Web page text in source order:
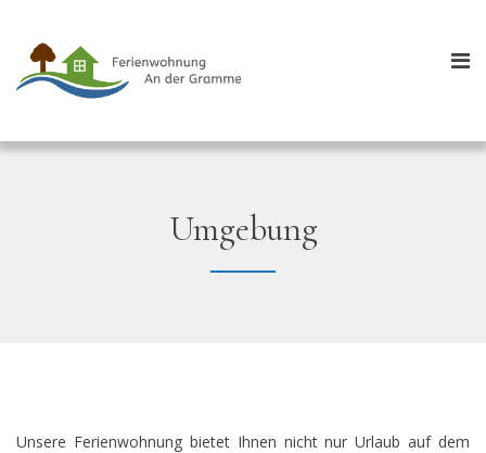
Umgebung
Unsere Ferienwohnung bietet Ihnen nicht nur Urlaub auf dem